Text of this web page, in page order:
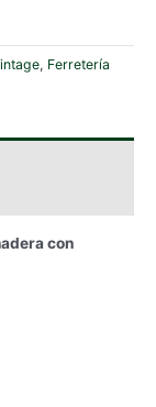
, Ferretería
con